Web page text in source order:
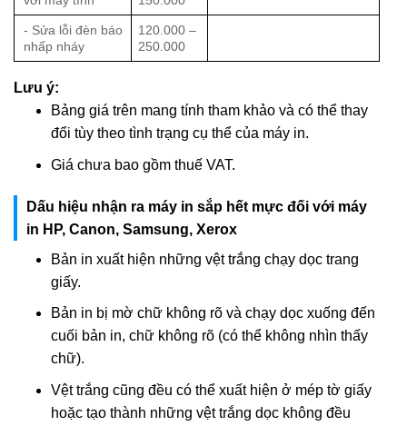
- Sửa lỗi đèn báo
nhấp nháy
120.000 –
250.000
Lưu ý:
Bảng giá trên mang tính tham khảo và có thể thay
đổi tùy theo tình trạng cụ thể của máy in.
Giá chưa bao gồm thuế VAT.
Dấu hiệu nhận ra máy in sắp hết mực đối với máy
in HP, Canon, Samsung, Xerox
Bản in xuất hiện những vệt trắng chạy dọc trang
giấy.
Bản in bị mờ chữ không rõ và chạy dọc xuống đến
cuối bản in, chữ không rõ (có thể không nhìn thấy
chữ).
Vệt trắng cũng đều có thể xuất hiện ở mép tờ giấy
hoặc tạo thành những vệt trắng dọc không đều